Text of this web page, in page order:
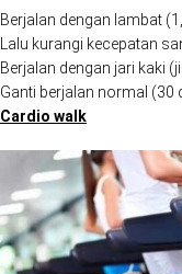
Berjalan dengan lambat
Lalu kurangi kecepatan
Berjalan dengan jari kaki
Ganti berjalan normal (30
Cardio walk